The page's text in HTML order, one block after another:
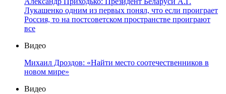
Лукашенко одним из первых понял, что если проиграет
Россия, то на постсоветском пространстве проиграют
все
Видео
Михаил Дроздов: «Найти место соотечественников в
новом мире»
Видео